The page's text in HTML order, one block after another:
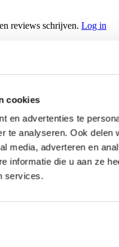
cookies
en advertenties te
te analyseren. Ook
media, adverteren en
informatie die u aan ze
services.
reviews schrijven. Log in
(Honda S2000 99-